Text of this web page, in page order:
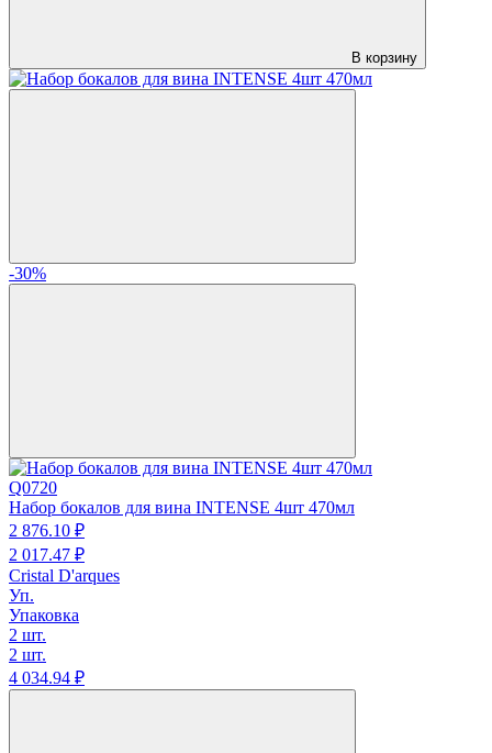
В корзину
-30%
Q0720
Набор бокалов для вина INTENSE 4шт 470мл
2 876.10 ₽
2 017.47 ₽
Cristal D'arques
Уп.
Упаковка
2 шт.
2 шт.
4 034.94 ₽